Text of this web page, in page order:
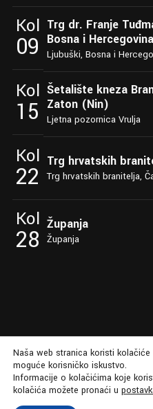
Kol
09
Trg dr. Franje
Bosna i Hercegovina
Ljubuški, Bosna i
Kol
15
Šetalište kneza
Zaton (Nin)
Ljetna pozornica Vrulja
Kol
22
Trg hrvatskih
Trg hrvatskih branitelja,
Kol
28
Županja
Županja
Naša web stranica koristi
moguće korisničko iskustvo.
Informacije o kolačićima koje
kolačića možete pronaći u